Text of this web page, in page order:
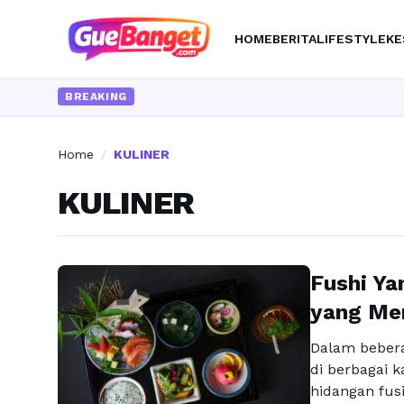
HOMEBERITALIFESTYLE
BREAKING
Home / KULINER
KULINER
Fushi
yang
Dalam
di berbagai
hidangan